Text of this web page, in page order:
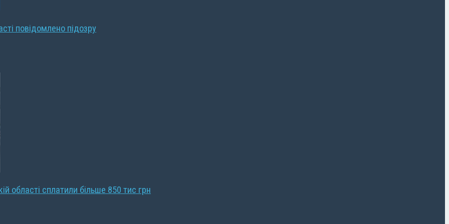
повідомлено підозру
області сплатили більше 850 тис грн